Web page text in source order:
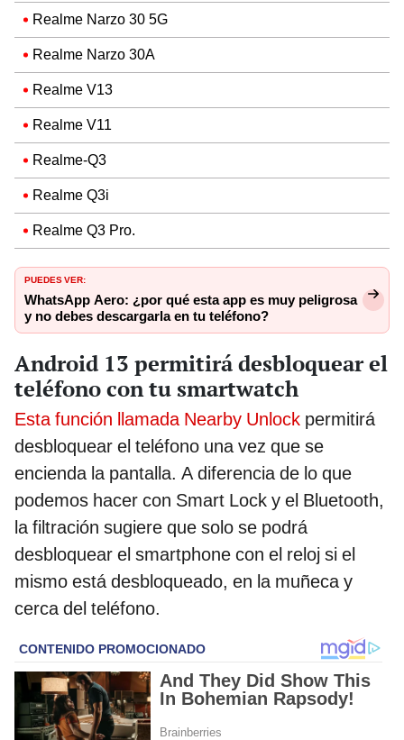
Realme Narzo 30 5G
Realme Narzo 30A
Realme V13
Realme V11
Realme-Q3
Realme Q3i
Realme Q3 Pro.
PUEDES VER:
WhatsApp Aero: ¿por qué esta app es muy peligrosa
y no debes descargarla en tu teléfono?
Android 13 permitirá desbloquear el
teléfono con tu smartwatch
Esta función llamada Nearby Unlock permitirá
desbloquear el teléfono una vez que se
encienda la pantalla. A diferencia de lo que
podemos hacer con Smart Lock y el Bluetooth,
la filtración sugiere que solo se podrá
desbloquear el smartphone con el reloj si el
mismo está desbloqueado, en la muñeca y
cerca del teléfono.